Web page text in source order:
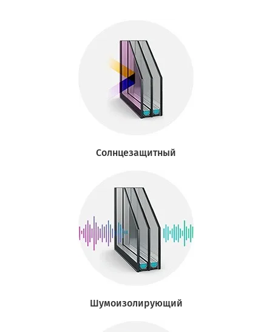
Солнцезащитный
Шумоизолирующий